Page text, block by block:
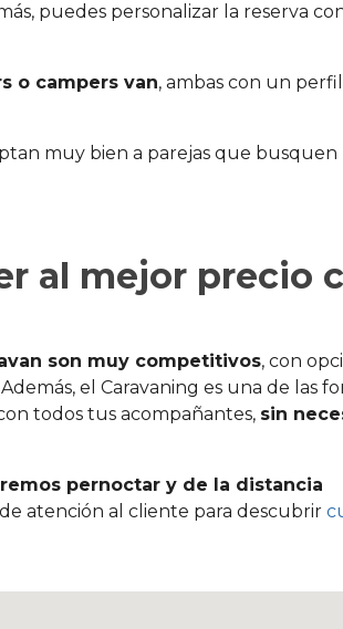
puedes personalizar la reserva
o campers van, ambas con un perfil
muy bien a parejas que busquen
al mejor precio
son muy competitivos, con
el Caravaning es una de las
todos tus acompañantes, sin
pernoctar y de la distancia
atención al cliente para descubrir